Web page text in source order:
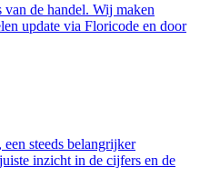
de handel. Wij maken
update via Floricode en door
steeds belangrijker
inzicht in de cijfers en de